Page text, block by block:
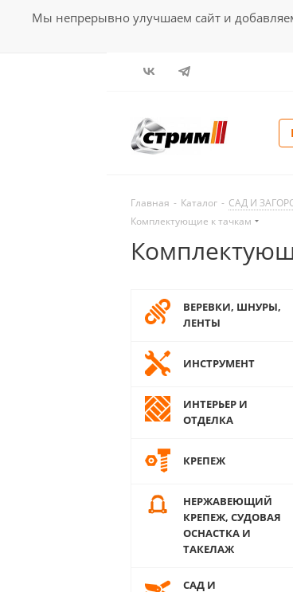
Мы непрерывно улучшаем сайт и
Главная - Каталог - САД И
Комплектующие к тачкам
ВЕРЕВКИ, ШНУРЫ,
ЛЕНТЫ
ИНСТРУМЕНТ
ИНТЕРЬЕР И
ОТДЕЛКА
КРЕПЕЖ
НЕРЖАВЕЮЩИЙ
КРЕПЕЖ, СУДОВАЯ
ОСНАСТКА И
ТАКЕЛАЖ
САД И